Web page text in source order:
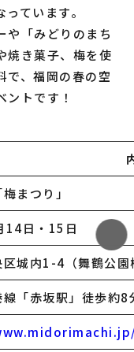
ています。
や「みどりのまち
焼き菓子、梅を使
で、福岡の春の空
トです！
まつり」
14日・15日
区城内1-4（舞鶴公園
線「赤坂駅」徒歩約8